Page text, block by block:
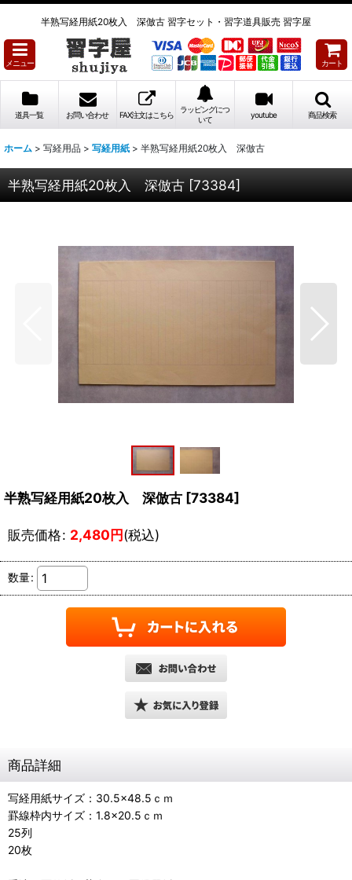
半熟写経用紙20枚入 深倣古 習字セット・習字道具販売 習字屋
メニュー カート
道具一覧 お問い合わせ FAX注文はこちら
ラッピングにつ
いて
youtube 商品検索
ホーム > 写経用品 > 写経用紙 > 半熟写経用紙20枚入 深倣古
半熟写経用紙20枚入 深倣古 [73384]
半熟写経用紙20枚入 深倣古 [73384]
販売価格: 2,480円(税込)
数量:
商品詳細
写経用紙サイズ：30.5×48.5ｃｍ
罫線枠内サイズ：1.8×20.5ｃｍ
25列
20枚